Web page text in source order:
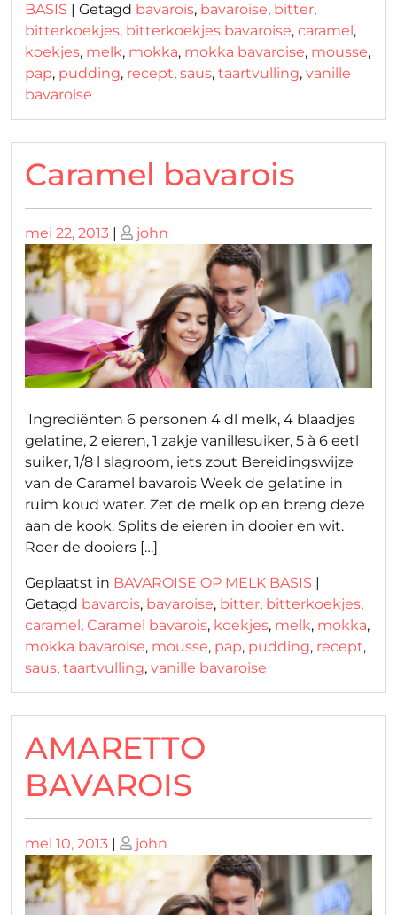
BASIS | Getagd bavarois, bavaroise, bitter,
bitterkoekjes, bitterkoekjes bavaroise, caramel ,
koekjes, melk, mokka, mokka bavaroise, mousse,
pap, pudding, recept, saus, taartvulling, vanille
bavaroise
Caramel bavarois
Geplaatst
op
mei 22, 2013 | Geplaatst
op
john
Ingrediënten 6 personen 4 dl melk, 4 blaadjes
gelatine, 2 eieren, 1 zakje vanillesuiker, 5 à 6 eetl
suiker, 1/8 l slagroom, iets zout Bereidingswijze
van de Caramel bavarois Week de gelatine in
ruim koud water. Zet de melk op en breng deze
aan de kook. Splits de eieren in dooier en wit.
Roer de dooiers […]
Geplaatst in BAVAROISE OP MELK BASIS |
Getagd bavarois, bavaroise, bitter, bitterkoekjes,
caramel, Caramel bavarois, koekjes, melk, mokka,
mokka bavaroise, mousse, pap, pudding, recept,
saus, taartvulling, vanille bavaroise
AMARETTO
BAVAROIS
Geplaatst
op
mei 10, 2013 | Geplaatst
op
john